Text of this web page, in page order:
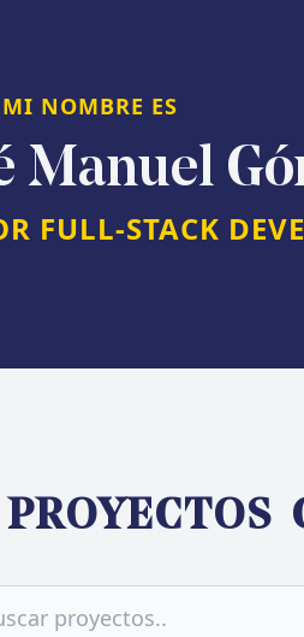
Manuel
FULL-STACK
NOMBRE ES
PROYECTOS